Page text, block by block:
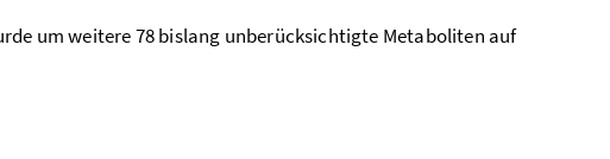
um weitere 78 bislang unberücksichtigte Metaboliten auf